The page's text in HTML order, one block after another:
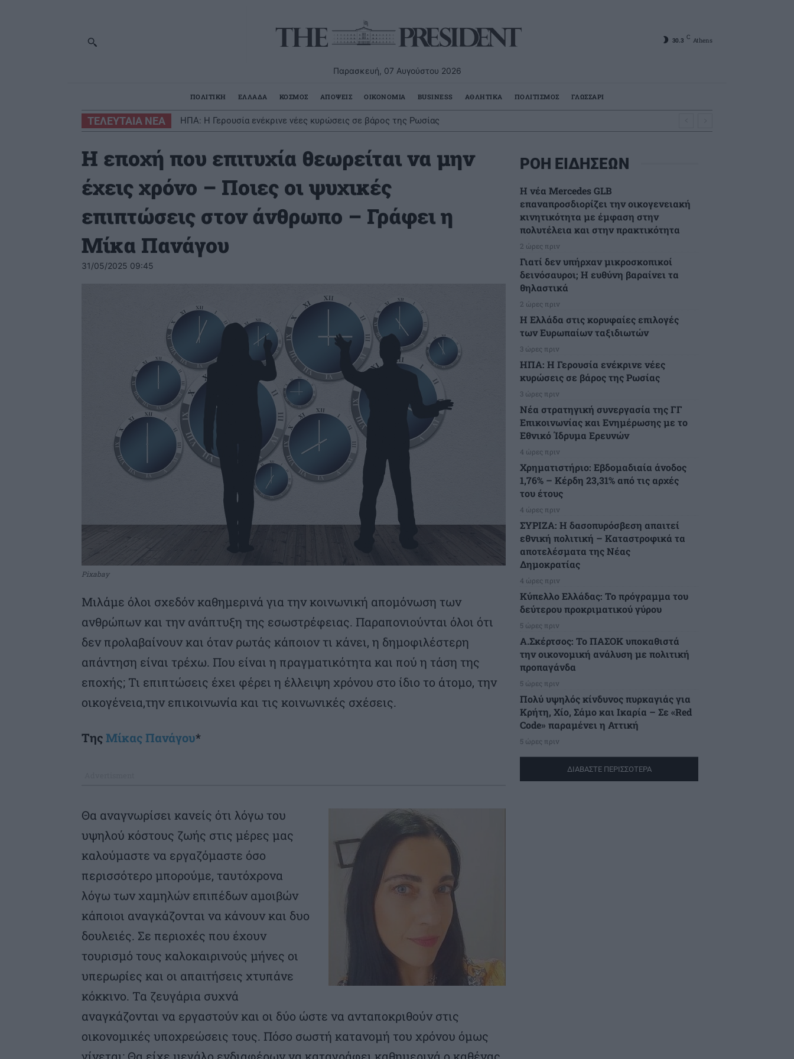
Παρασκευή, 07 Αυγούστου 2026
30.3 C Athens
ΠΟΛΙΤΙΚΗ ΕΛΛΑΔΑ ΚΟΣΜΟΣ ΑΠΟΨΕΙΣ ΟΙΚΟΝΟΜΙΑ BUSINESS ΑΘΛΗΤΙΚΑ ΠΟΛΙΤΙΣΜΟΣ ΓΛΩΣΣΑΡΙ
ΤΕΛΕΥΤΑΙΑ ΝΕΑ ΗΠΑ: Η Γερουσία ενέκρινε νέες κυρώσεις σε βάρος της Ρωσίας
Η εποχή που επιτυχία θεωρείται να μην
έχεις χρόνο – Ποιες οι ψυχικές
επιπτώσεις στον άνθρωπο – Γράφει η
Μίκα Πανάγου
31/05/2025 09:45
Pixabay
Μιλάμε όλοι σχεδόν καθημερινά για την κοινωνική απομόνωση των
ανθρώπων και την ανάπτυξη της εσωστρέφειας. Παραπονιούνται όλοι ότι
δεν προλαβαίνουν και όταν ρωτάς κάποιον τι κάνει, η δημοφιλέστερη
απάντηση είναι τρέχω. Που είναι η πραγματικότητα και πού η τάση της
εποχής; Τι επιπτώσεις έχει φέρει η έλλειψη χρόνου στο ίδιο το άτομο, την
οικογένεια,την επικοινωνία και τις κοινωνικές σχέσεις.
ΤηςΜίκας Πανάγου*
Θα αναγνωρίσει κανείς ότι λόγω του
υψηλού κόστους ζωής στις μέρες μας
καλούμαστε να εργαζόμαστε όσο
περισσότερο μπορούμε, ταυτόχρονα
λόγω των χαμηλών επιπέδων αμοιβών
κάποιοι αναγκάζονται να κάνουν και δυο
δουλειές. Σε περιοχές που έχουν
τουρισμό τους καλοκαιρινούς μήνες οι
υπερωρίες και οι απαιτήσεις χτυπάνε
κόκκινο. Τα ζευγάρια συχνά
αναγκάζονται να εργαστούν και οι δύο ώστε να ανταποκριθούν στις
οικονομικές υποχρεώσεις τους. Πόσο σωστή κατανομή του χρόνου όμως
ΡΟΗ ΕΙΔΗΣΕΩΝ
Η νέα Mercedes GLB
επαναπροσδιορίζει την οικογενειακή
κινητικότητα με έμφαση στην
πολυτέλεια και στην πρακτικότητα
2 ώρες πριν
Γιατί δεν υπήρχαν μικροσκοπικοί
δεινόσαυροι; Η ευθύνη βαραίνει τα
θηλαστικά
2 ώρες πριν
Η Ελλάδα στις κορυφαίες επιλογές
των Ευρωπαίων ταξιδιωτών
3 ώρες πριν
ΗΠΑ: Η Γερουσία ενέκρινε νέες
κυρώσεις σε βάρος της Ρωσίας
3 ώρες πριν
Νέα στρατηγική συνεργασία της ΓΓ
Επικοινωνίας και Ενημέρωσης με το
Εθνικό Ίδρυμα Ερευνών
4 ώρες πριν
Χρηματιστήριο: Εβδομαδιαία άνοδος
1,76% – Κέρδη 23,31% από τις αρχές
του έτους
4 ώρες πριν
ΣΥΡΙΖΑ: Η δασοπυρόσβεση απαιτεί
εθνική πολιτική – Καταστροφικά τα
αποτελέσματα της Νέας
Δημοκρατίας
4 ώρες πριν
Κύπελλο Ελλάδας: Το πρόγραμμα του
δεύτερου προκριματικού γύρου
5 ώρες πριν
Α.Σκέρτσος: Το ΠΑΣΟΚ υποκαθιστά
την οικονομική ανάλυση με πολιτική
προπαγάνδα
5 ώρες πριν
Πολύ υψηλός κίνδυνος πυρκαγιάς για
Κρήτη, Χίο, Σάμο και Ικαρία – Σε «Red
Code» παραμένει η Αττική
5 ώρες πριν
ΔΙΑΒΑΣΤΕ ΠΕΡΙΣΣΟΤΕΡΑ